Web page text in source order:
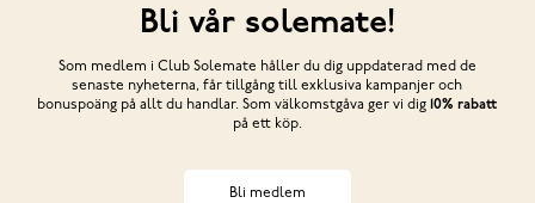
Bli vår solemate!
Som medlem i Club Solemate håller du dig uppdaterad med de
senaste nyheterna, får tillgång till exklusiva kampanjer och
bonuspoäng på allt du handlar. Som välkomstgåva ger vi dig 10% rabatt
på ett köp.
Bli medlem